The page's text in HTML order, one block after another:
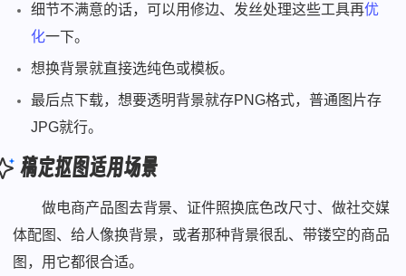
细节不满意的话，可以用修边、发丝处理这些工具再优
化一下。
想换背景就直接选纯色或模板。
最后点下载，想要透明背景就存PNG格式，普通图片存
JPG就行。
稿定抠图适用场景
做电商产品图去背景、证件照换底色改尺寸、做社交媒
体配图、给人像换背景，或者那种背景很乱、带镂空的商品
图，用它都很合适。